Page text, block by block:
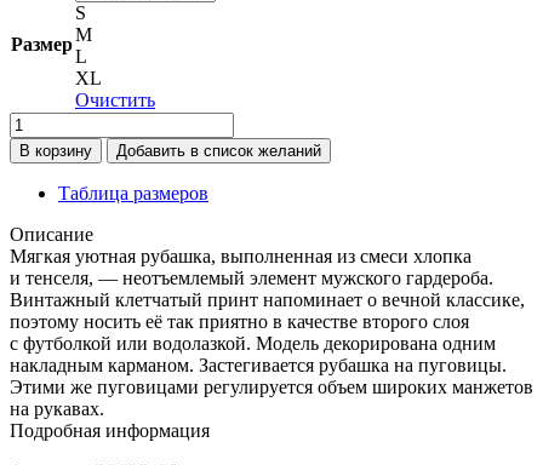
Размер
S
M
L
XL
Очистить
Количество
товара
Рубашка
CCS25_06
В корзину Добавить в список желаний
Таблица размеров
Описание
Мягкая уютная рубашка, выполненная из смеси хлопка
и тенселя, — неотъемлемый элемент мужского гардероба.
Винтажный клетчатый принт напоминает о вечной классике,
поэтому носить её так приятно в качестве второго слоя
с футболкой или водолазкой. Модель декорирована одним
накладным карманом. Застегивается рубашка на пуговицы.
Этими же пуговицами регулируется объем широких манжетов
на рукавах.
Подробная информация